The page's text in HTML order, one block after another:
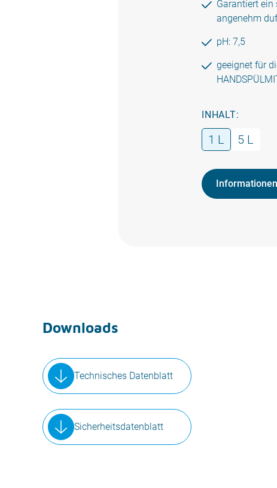
Garantiert ein
angenehm
pH: 7,5
geeignet für
INHALT:
1 L 5 L
Downloads
Technisches Datenblatt
Sicherheitsdatenblatt